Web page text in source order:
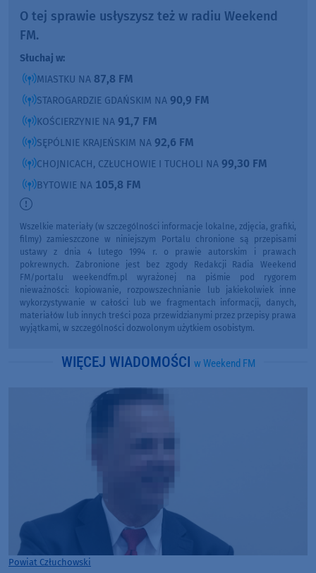
O tej sprawie usłyszysz też w radiu Weekend
FM.
Słuchaj w:
MIASTKU NA 87,8 FM
STAROGARDZIE GDAŃSKIM NA 90,9 FM
KOŚCIERZYNIE NA 91,7 FM
SĘPÓLNIE KRAJEŃSKIM NA 92,6 FM
CHOJNICACH, CZŁUCHOWIE I TUCHOLI NA 99,30 FM
BYTOWIE NA 105,8 FM
Wszelkie materiały (w szczególności informacje lokalne, zdjęcia, grafiki,
filmy) zamieszczone w niniejszym Portalu chronione są przepisami
ustawy z dnia 4 lutego 1994 r. o prawie autorskim i prawach
pokrewnych. Zabronione jest bez zgody Redakcji Radia Weekend
FM/portalu weekendfm.pl wyrażonej na piśmie pod rygorem
nieważności: kopiowanie, rozpowszechnianie lub jakiekolwiek inne
wykorzystywanie w całości lub we fragmentach informacji, danych,
materiałów lub innych treści poza przewidzianymi przez przepisy prawa
wyjątkami, w szczególności dozwolonym użytkiem osobistym.
WIĘCEJ WIADOMOŚCI w Weekend FM
Powiat Człuchowski